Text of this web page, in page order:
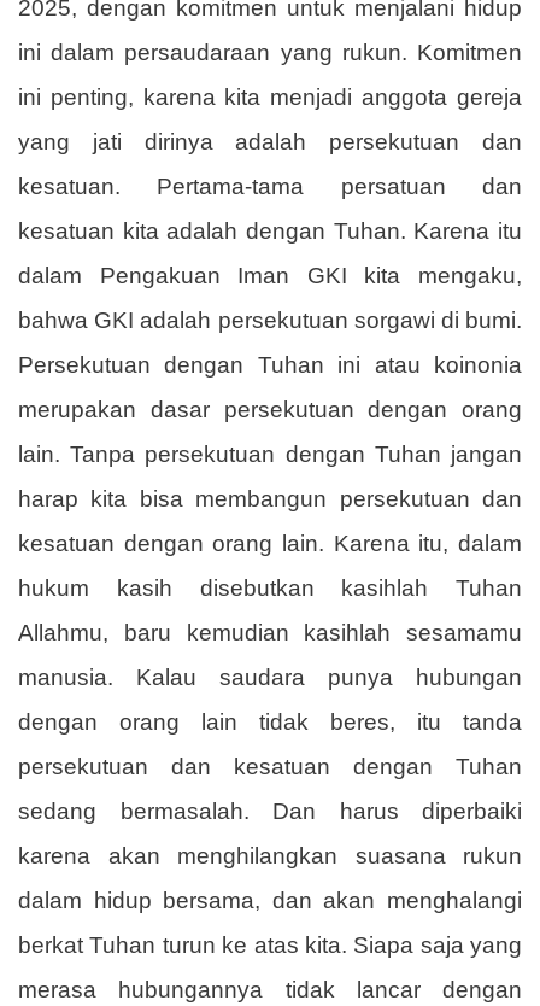
2025, dengan komitmen untuk menjalani hidup
ini dalam persaudaraan yang rukun. Komitmen
ini penting, karena kita menjadi anggota gereja
yang jati dirinya adalah persekutuan dan
kesatuan. Pertama-tama persatuan dan
kesatuan kita adalah dengan Tuhan. Karena itu
dalam Pengakuan Iman GKI kita mengaku,
bahwa GKI adalah persekutuan sorgawi di bumi.
Persekutuan dengan Tuhan ini atau koinonia
merupakan dasar persekutuan dengan orang
lain. Tanpa persekutuan dengan Tuhan jangan
harap kita bisa membangun persekutuan dan
kesatuan dengan orang lain. Karena itu, dalam
hukum kasih disebutkan kasihlah Tuhan
Allahmu, baru kemudian kasihlah sesamamu
manusia. Kalau saudara punya hubungan
dengan orang lain tidak beres, itu tanda
persekutuan dan kesatuan dengan Tuhan
sedang bermasalah. Dan harus diperbaiki
karena akan menghilangkan suasana rukun
dalam hidup bersama, dan akan menghalangi
berkat Tuhan turun ke atas kita. Siapa saja yang
merasa hubungannya tidak lancar dengan